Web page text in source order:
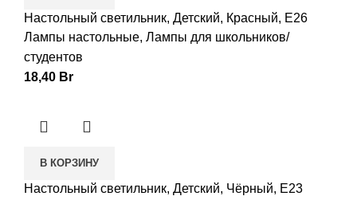
Настольный светильник, Детский, Красный, E26
Лампы настольные, Лампы для школьников/
студентов
18,40 Br
В КОРЗИНУ
Настольный светильник, Детский, Чёрный, E23